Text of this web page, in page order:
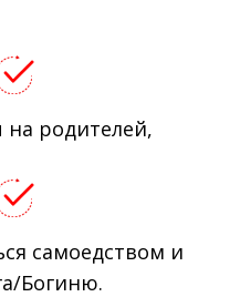
родителей,
самоедством и
Богиню.